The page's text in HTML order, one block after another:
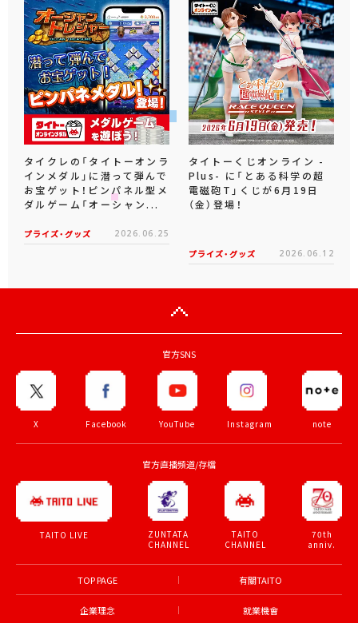
タイクレの「タイトーオンラ
インメダル」に潜って弾んで
お宝ゲット！ピンパネル型メ
ダルゲーム「オーシャン...
プライズ・グッズ 2026.06.25
タイトーくじオンライン -
Plus- に「とある科学の超
電磁砲T」くじが6月19日
（金）登場！
プライズ・グッズ 2026.06.12
官方SNS
X Facebook YouTube Instagram note
官方直播頻道/存檔
TAITO LIVE
ZUNTATA
CHANNEL
TAITO
CHANNEL
70th
anniv.
TOP PAGE 有關TAITO
企業理念 就業機會